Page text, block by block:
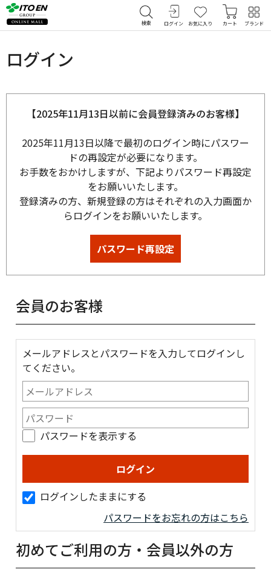
検索 ログイン お気に入り カート ブランド
ログイン
【2025年11月13日以前に会員登録済みのお客様】
2025年11月13日以降で最初のログイン時にパスワー
ドの再設定が必要になります。
お手数をおかけしますが、下記よりパスワード再設定
をお願いいたします。
登録済みの方、新規登録の方はそれぞれの入力画面か
らログインをお願いいたします。
パスワード再設定
会員のお客様
メールアドレスとパスワードを入力してログインし
てください。
パスワードを表示する
ログインしたままにする
パスワードをお忘れの方はこちら
初めてご利用の方・会員以外の方